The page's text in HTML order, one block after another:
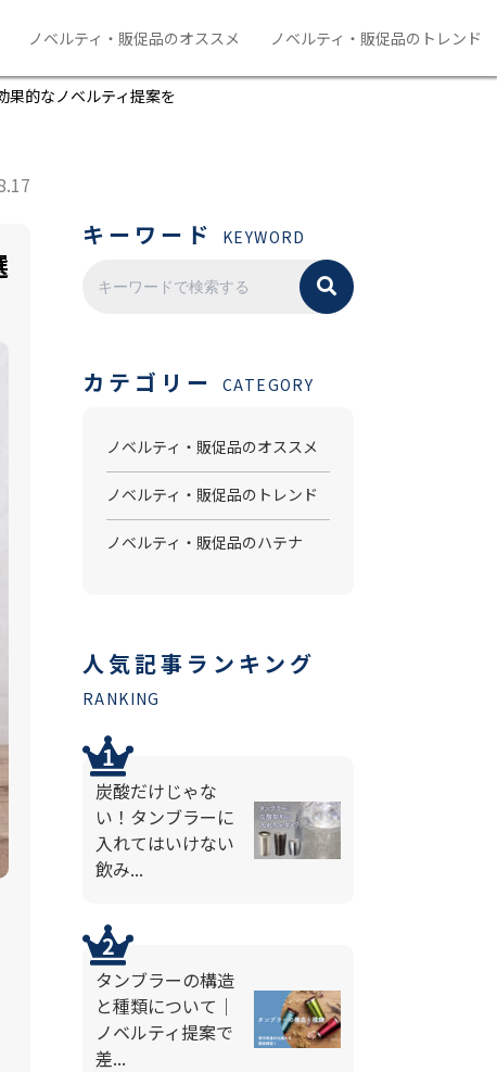
ノベルティ・販促品のオススメ ノベルティ・販促品のトレンド
果的なノベルティ提案を
キーワード KEYWORD
カテゴリー CATEGORY
ノベルティ・販促品のオススメ
ノベルティ・販促品のトレンド
ノベルティ・販促品のハテナ
人気記事ランキング
RANKING
炭酸だけじゃな
い！タンブラーに
入れてはいけない
飲み...
タンブラーの構造
と種類について｜
ノベルティ提案で
差...